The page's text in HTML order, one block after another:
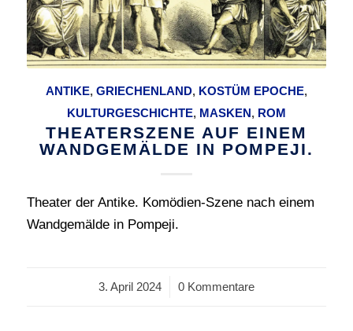
ANTIKE, GRIECHENLAND, KOSTÜM EPOCHE,
KULTURGESCHICHTE, MASKEN, ROM
THEATERSZENE AUF EINEM
WANDGEMÄLDE IN POMPEJI.
Theater der Antike. Komödien-Szene nach einem
Wandgemälde in Pompeji.
3. April 2024
/ 0 Kommentare